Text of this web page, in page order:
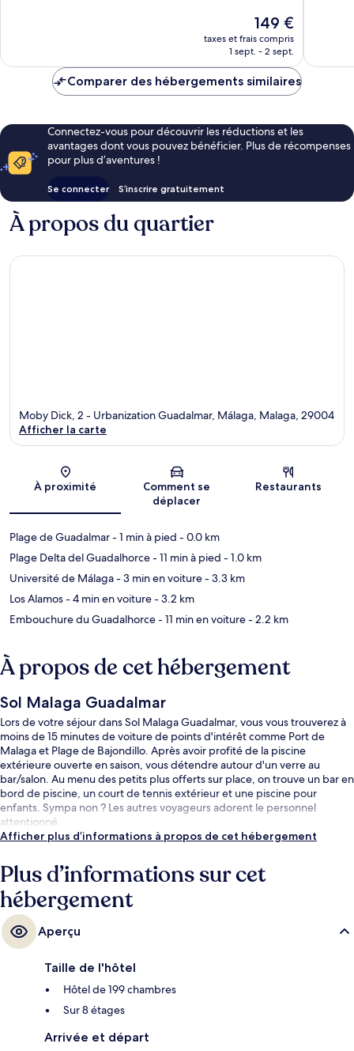
Le
nouveau
prix
de
149 €
taxes et frais compris
1 sept. - 2 sept.
Comparer des hébergements similaires
Connectez-vous pour découvrir les réductions et les
avantages dont vous pouvez bénéficier. Plus de récompenses
pour plus d’aventures !
Se connecter S’inscrire gratuitement
À propos du quartier
Carte
Moby Dick, 2 - Urbanization Guadalmar, Málaga, Malaga, 29004
Afficher la carte
À proximité
Comment se
déplacer
Restaurants
Plage de Guadalmar- 1 min à pied - 0.0 km
Plage Delta del Guadalhorce- 11 min à pied - 1.0 km
Université de Málaga- 3 min en voiture- 3.3 km
Los Alamos- 4 min en voiture- 3.2 km
Embouchure du Guadalhorce- 11 min en voiture- 2.2 km
À propos de cet hébergement
Sol Malaga Guadalmar
Lors de votre séjour dans Sol Malaga Guadalmar, vous vous trouverez à
moins de 15 minutes de voiture de points d'intérêt comme Port de
Malaga et Plage de Bajondillo. Après avoir profité de la piscine
extérieure ouverte en saison, vous détendre autour d'un verre au
bar/salon. Au menu des petits plus offerts sur place, on trouve un bar en
bord de piscine, un court de tennis extérieur et une piscine pour
enfants. Sympa non ? Les autres voyageurs adorent le personnel
attentionné.
Afficher plus d’informations à propos de cet hébergement
Plus d’informations sur cet
hébergement
Aperçu
Taille de l'hôtel
Hôtel de 199 chambres
Sur 8 étages
Arrivée et départ